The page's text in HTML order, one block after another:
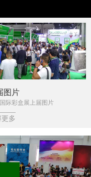
图片
国际彩盒展上届图片
多